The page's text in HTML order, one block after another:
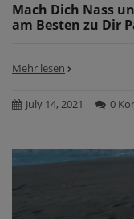
Mach Dich Nass
am Besten zu Dir
Mehr lesen
July 14, 2021 0